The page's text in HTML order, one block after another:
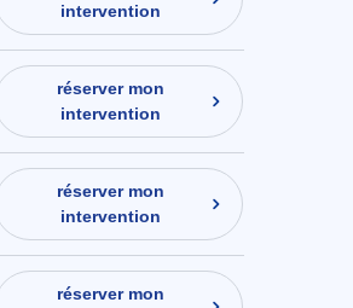
intervention
réserver mon
intervention
réserver mon
intervention
réserver mon